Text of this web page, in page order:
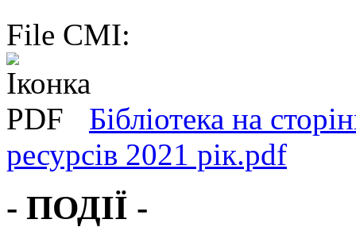
File CMI:
Бібліотека на
ресурсів 2021 рік.pdf
- ПОДІЇ -